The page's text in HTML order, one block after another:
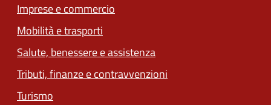
Imprese e commercio
Mobilità e trasporti
Salute, benessere e assistenza
Tributi, finanze e contravvenzioni
Turismo